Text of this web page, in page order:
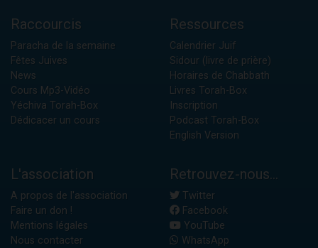
Raccourcis
Paracha de la semaine
Fêtes Juives
News
Cours Mp3-Vidéo
Yéchiva Torah-Box
Dédicacer un cours
Ressources
Calendrier Juif
Sidour (livre de prière)
Horaires de Chabbath
Livres Torah-Box
Inscription
Podcast Torah-Box
English Version
L'association
A propos de l'association
Faire un don !
Mentions légales
Nous contacter
Retrouvez-nous...
Twitter
Facebook
YouTube
WhatsApp